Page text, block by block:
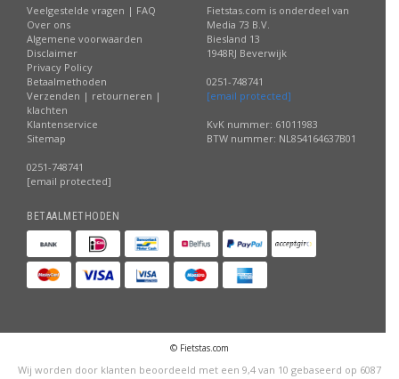
Veelgestelde vragen | FAQ
Over ons
Algemene voorwaarden
Disclaimer
Privacy Policy
Betaalmethoden
Verzenden | retourneren |
klachten
Klantenservice
Sitemap
0251-748741
[email protected]
Fietstas.com is onderdeel van
Media 73 B.V.
Biesland 13
1948RJ Beverwijk
0251-748741
[email protected]
KvK nummer: 61011983
BTW nummer: NL854164637B01
BETAALMETHODEN
© Fietstas.com
Wij worden door klanten beoordeeld met een 9,4 van 10 gebaseerd op 6087